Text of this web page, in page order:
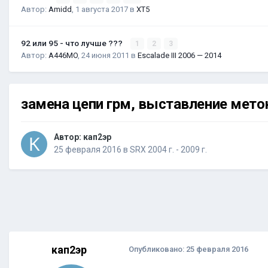
Автор: Amidd 1 августа 2017 в XT5
92 или 95 - что лучше ??? 1 2 3
Автор: A446MO 24 июня 2011 в Escalade III 2006 — 2014
замена цепи грм, выставление
Автор: кап2эр
25 февраля 2016 в SRX 2004 г. - 2009 г.
кап2эр Опубликовано: 25 февраля 2016